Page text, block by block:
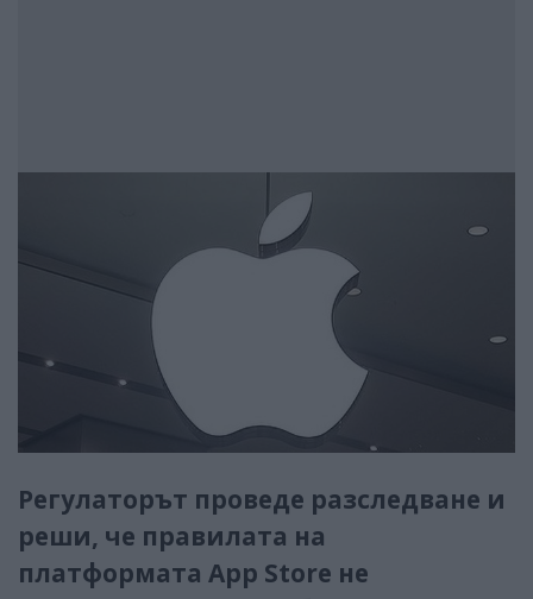
Регулаторът проведе разследване и
реши, че правилата на
платформата App Store не